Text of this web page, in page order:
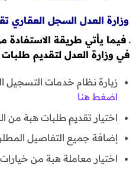
وزارة العدل السجل العقاري
ـ فيما يأتي طريقة
في وزارة العدل لتقديم
زيارة نظام خدمات التسجيل
اضغط هنا
اختيار تقديم طلبات هبة من
إضافة جميع التفاصيل
اختيار معاملة هبة من